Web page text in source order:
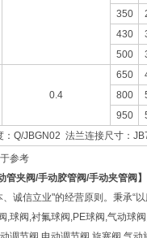
350
430
500
0.4
650
800
950
：Q/JBGN02 法兰连接尺寸：
参考
夹阀/手动胶管阀/手动夹管阀】
诚信立业"的经营原则。秉承
,球阀,衬氟球阀,PE球阀,气动球